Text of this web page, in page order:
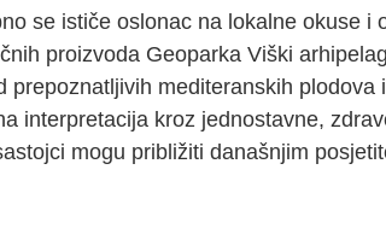
se ističe oslonac na lokalne okuse i
proizvoda Geoparka Viški
prepoznatljivih mediteranskih
interpretacija kroz jednostavne,
mogu približiti današnjim